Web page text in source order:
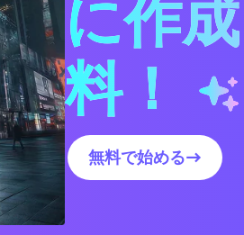
の方法は、オンラインの DJ 音声
数あるため混乱を招く可能性があ
を示します。
ーカー
に作
料！
無料で始める→